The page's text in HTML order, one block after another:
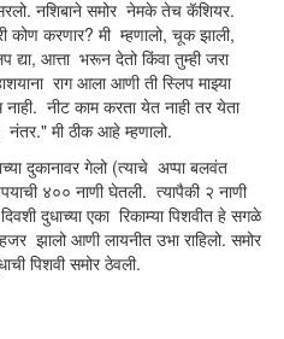
नशिबाने समोर नेमके तेच कॅशियर.
करणार? मी म्हणालो, चूक झाली,
द्या, आत्ता भरून देतो किंवा तुम्ही जरा
राग आला आणी ती स्लिप माझ्या
नीट काम करता येत नाही तर येता
मी ठीक आहे म्हणालो.
दुकानावर गेलो (त्याचे अप्पा बलवंत
४०० नाणी घेतली. त्यापैकी २ नाणी
दुधाच्या एका रिकाम्या पिशवीत हे सगळे
झालो आणी लायनीत उभा राहिलो. समोर
पिशवी समोर ठेवली.